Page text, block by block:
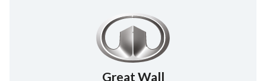
Great Wall